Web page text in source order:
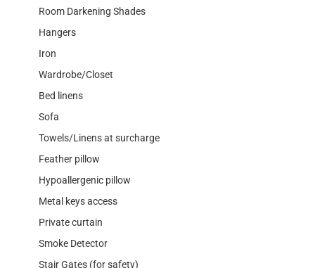
Room Darkening Shades
Hangers
Iron
Wardrobe/Closet
Bed linens
Sofa
Towels/Linens at surcharge
Feather pillow
Hypoallergenic pillow
Metal keys access
Private curtain
Smoke Detector
Stair Gates (for safety)